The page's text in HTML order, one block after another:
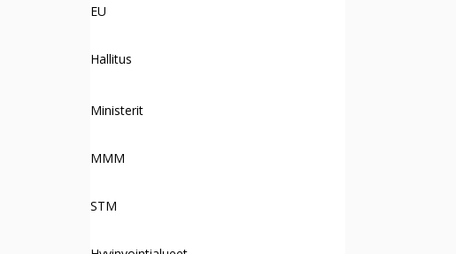
EU
Hallitus
Ministerit
MMM
STM